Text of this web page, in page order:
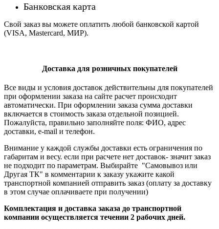
Банковская карта
Свой заказ вы можете оплатить любой банковской картой
(VISA, Mastercard, МИР).
Доставка для розничных покупателей
Все виды и условия доставок действительны для покупателей
при оформлении заказа на сайте расчет происходит
автоматически. При оформлении заказа сумма доставки
включается в стоимость заказа отдельной позицией.
Пожалуйста, правильно заполняйте поля: ФИО, адрес
доставки, e-mail и телефон.
Внимание у каждой службы доставки есть ограничения по
габаритам и весу. если при расчете нет доставок- значит заказ
не подходит по параметрам. Выбирайте "Самовывоз или
Другая ТК" в комментарии к заказу укажите какой
транспортной компанией отправить заказ (оплату за доставку
в этом случае оплачиваете при получении)
Комплектация и доставка заказа до транспортной
компании осуществляется течении 2 рабочих дней.